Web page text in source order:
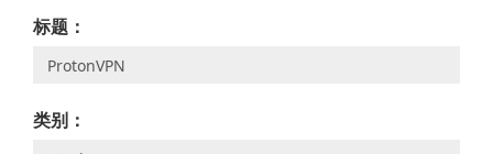
标题：
类别：